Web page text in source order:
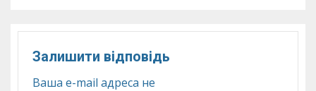
Залишити відповідь
Ваша e-mail адреса не